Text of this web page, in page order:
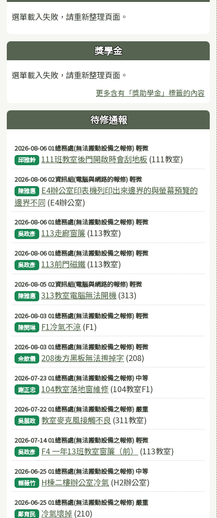
選單載入失敗，請重新整理頁面。
獎學金
選單載入失敗，請重新整理頁面。
更多含有「獎助學金」標籤的內容
待修通報
2026-08-06 01總務處(無法搬動設備之報修) 輕微
邱雅鈴 111班教室後門開啟時會刮地板 (111教室)
2026-08-06 02資訊組(電腦與網路的報修) 輕微
陳雅惠
E4辦公室印表機列印出來邊界的與螢幕預覽的
邊界不同 (E4辦公室)
2026-08-06 01總務處(無法搬動設備之報修) 輕微
吳政彥 113走廊窗簾 (113教室)
2026-08-06 01總務處(無法搬動設備之報修) 輕微
吳政彥 113前門磁鐵 (113教室)
2026-08-05 02資訊組(電腦與網路的報修) 輕微
陳雅惠 313教室電腦無法開機 (313)
2026-08-03 01總務處(無法搬動設備之報修) 輕微
陳閔琳 F1冷氣不涼 (F1)
2026-08-03 01總務處(無法搬動設備之報修) 輕微
佘歆儀 208後方黑板無法擦掉字 (208)
2026-07-23 01總務處(無法搬動設備之報修) 中等
謝正忠 104教室落地窗維修 (104教室F1)
2026-07-22 01總務處(無法搬動設備之報修) 嚴重
吳展政 教室麥克風接觸不良 (311教室)
2026-07-14 01總務處(無法搬動設備之報修) 輕微
吳政彥 F4 一年13班教室窗簾（前） (113教室)
2026-06-25 01總務處(無法搬動設備之報修) 中等
賴薇竹 H棟二樓辦公室冷氣 (H2辦公室)
2026-06-25 01總務處(無法搬動設備之報修) 嚴重
鄭育民 冷氣壞掉 (210)